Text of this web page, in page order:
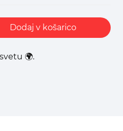
Dodaj v košarico
🌍.